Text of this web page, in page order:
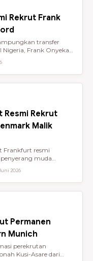
Rekrut Frank
transfer
Frank Onyeka,
Rekrut
Malik
Frankfurt resmi
muda
2026
Permanen
Munich
perekrutan
Kusi-Asare dari